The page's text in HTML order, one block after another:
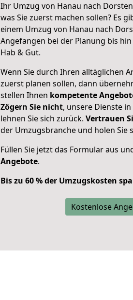
Ihr Umzug von Hanau nach
was Sie zuerst machen sollen? Es
einem Umzug von Hanau nach
Angefangen bei der Planung bis
Hab & Gut.
Wenn Sie durch Ihren alltäglichen
zuerst planen sollen, dann
stellen Ihnen kompetente
Zögern Sie nicht, unsere Dienste
lehnen Sie sich zurück. Vertrauen
der Umzugsbranche und holen Sie
Füllen Sie jetzt das Formular aus
Angebote.
Bis zu 60 % der Umzugskosten
Kostenlose